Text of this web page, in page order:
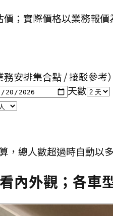
；實際價格以業務報價
安排集合點 / 接駁參考）
天數
，總人數超過時自動
內外觀；各車